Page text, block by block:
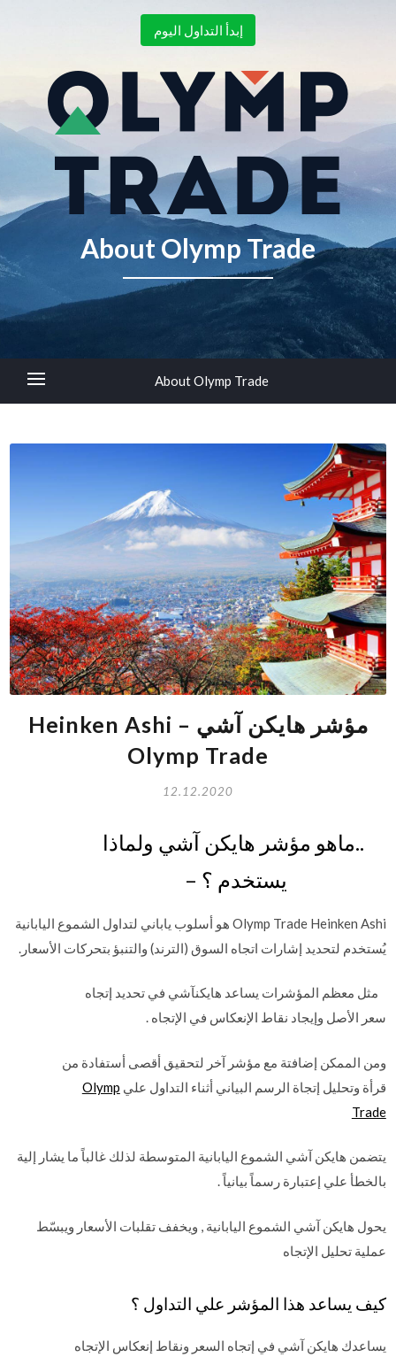
إبدأ التداول اليوم
About Olymp Trade
About Olymp Trade
مؤشر هايكن آشي Heinken Ashi –
Olymp Trade
12.12.2020
..ماهو مؤشر هايكن آشي ولماذا
يستخدم ؟ –
Olymp Trade Heinken Ashi هو أسلوب ياباني لتداول الشموع اليابانية
يُستخدم لتحديد إشارات اتجاه السوق (الترند) والتنبؤ بتحركات الأسعار.
مثل معظم المؤشرات يساعد هايكنآشي في تحديد إتجاه
سعر الأصل وإيجاد نقاط الإنعكاس في الإتجاه .
ومن الممكن إضافتة مع مؤشر آخر لتحقيق أقصى أستفادة من
قرأة وتحليل إتجاة الرسم البياني أثناء التداول علي Olymp
Trade
يتضمن هايكن آشي الشموع اليابانية المتوسطة لذلك غالباً ما يشار إلية
بالخطأ علي إعتبارة رسماً بيانياً .
يحول هايكن آشي الشموع اليابانية , ويخفف تقلبات الأسعار ويبسّط
عملية تحليل الإتجاه
كيف يساعد هذا المؤشر علي التداول ؟
يساعدك هايكن آشي في إتجاه السعر ونقاط إنعكاس الإتجاه